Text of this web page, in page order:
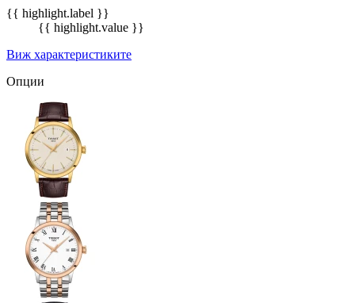
{{ highlight.label }}
{{ highlight.value }}
Виж характеристиките
Опции